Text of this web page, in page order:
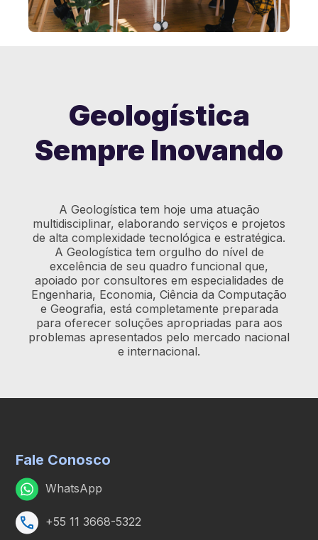
Geologística
Sempre Inovando
A Geologística tem hoje uma atuação
multidisciplinar, elaborando serviços e projetos
de alta complexidade tecnológica e estratégica.
A Geologística tem orgulho do nível de
excelência de seu quadro funcional que,
apoiado por consultores em especialidades de
Engenharia, Economia, Ciência da Computação
e Geografia, está completamente preparada
para oferecer soluções apropriadas para aos
problemas apresentados pelo mercado nacional
e internacional.
Fale Conosco
WhatsApp
+55 11 3668-5322